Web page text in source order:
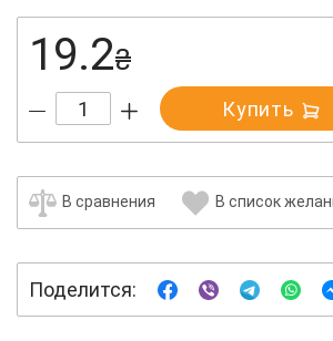
19.2₴
Купить
В сравнения В список
Поделится: